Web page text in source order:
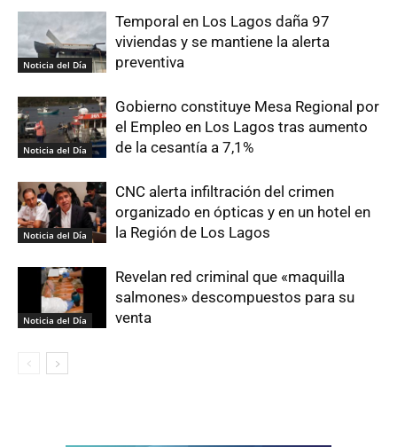
Noticia del Día
Temporal en Los Lagos daña 97
viviendas y se mantiene la alerta
preventiva
Noticia del Día
Gobierno constituye Mesa Regional por
el Empleo en Los Lagos tras aumento
de la cesantía a 7,1%
Noticia del Día
CNC alerta infiltración del crimen
organizado en ópticas y en un hotel en
la Región de Los Lagos
Noticia del Día
Revelan red criminal que «maquilla
salmones» descompuestos para su
venta